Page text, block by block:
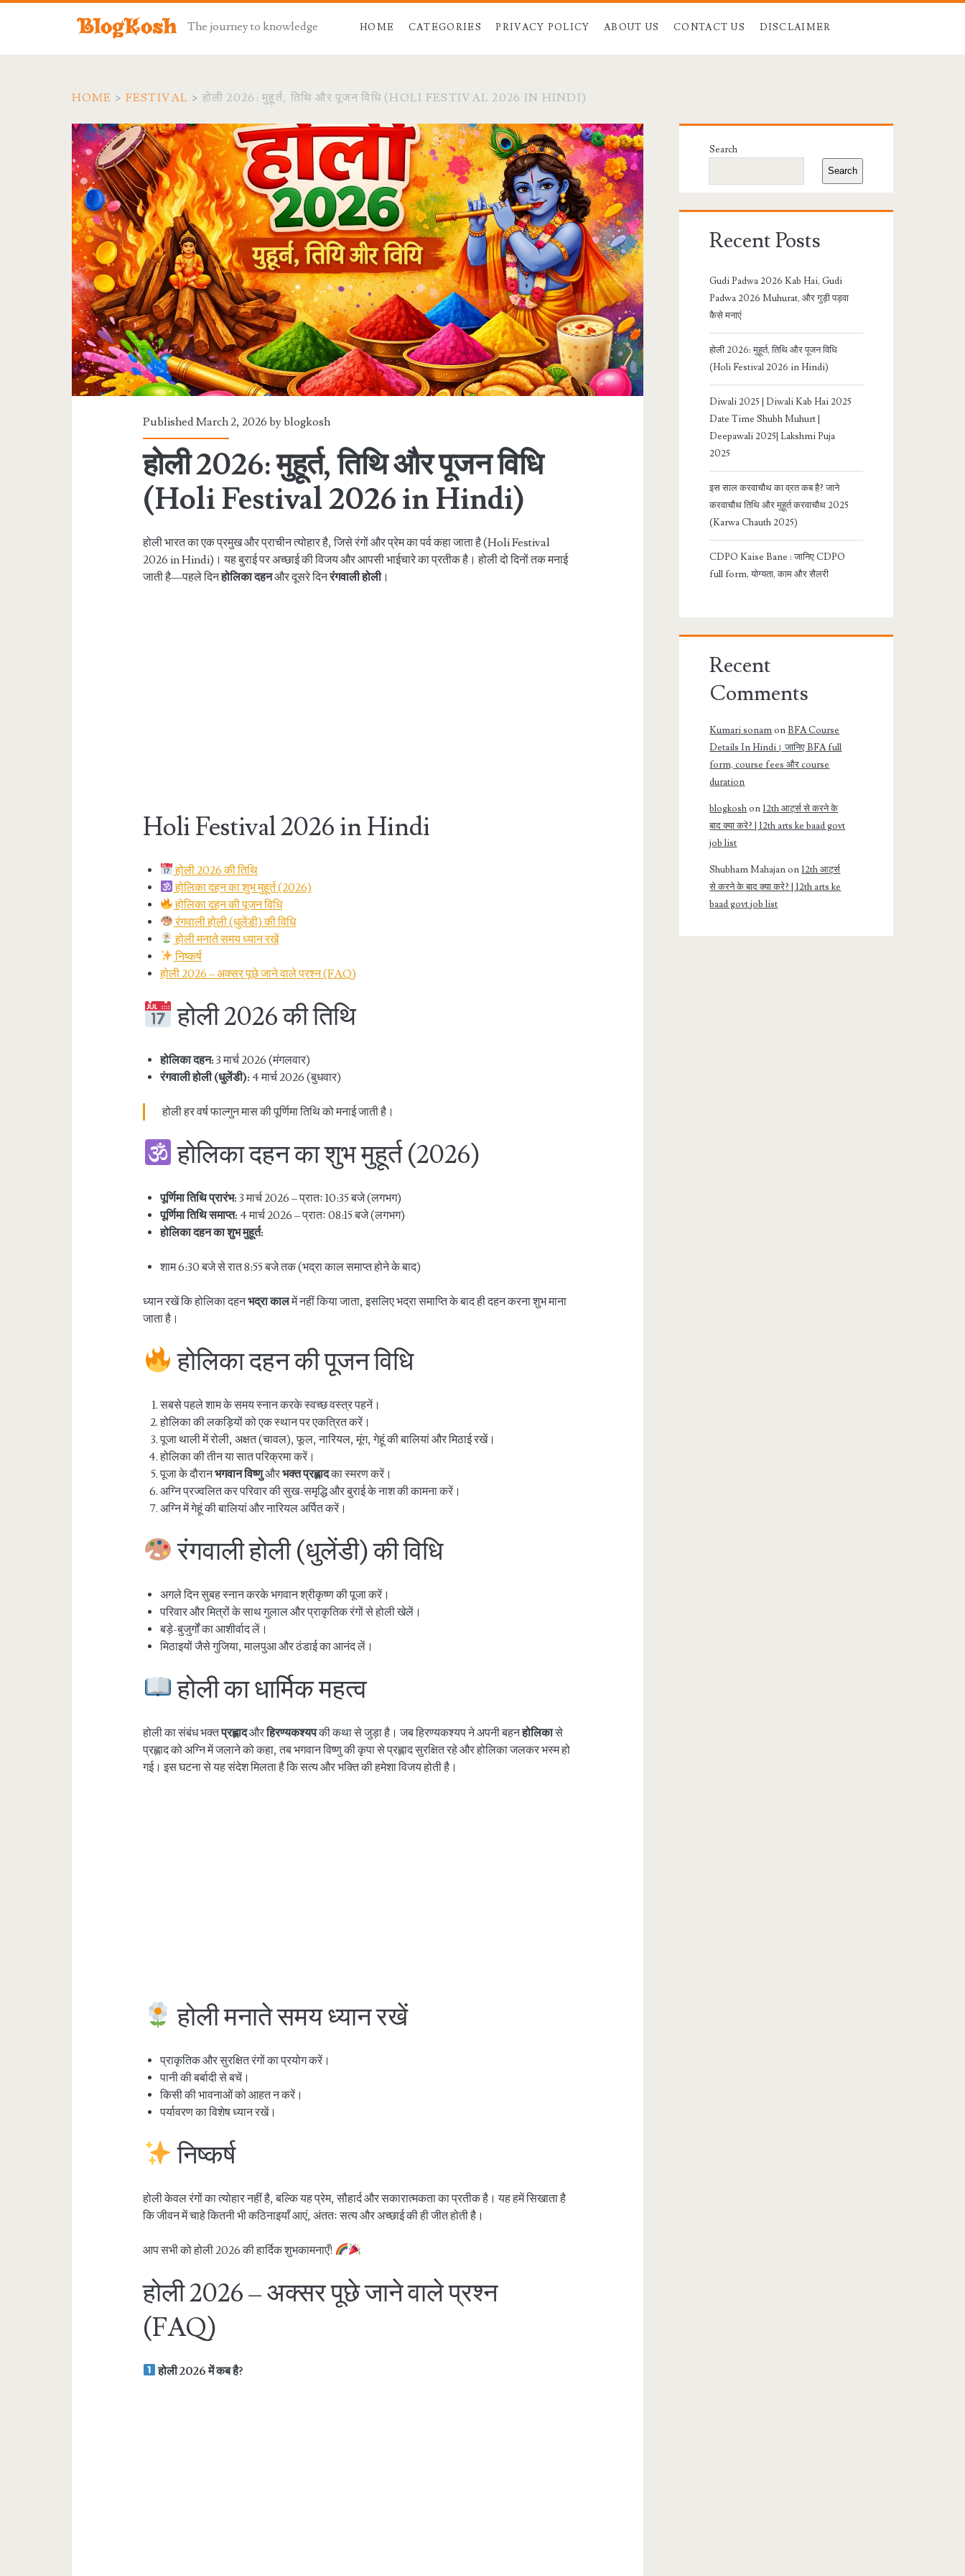
The journey to knowledge HOME CATEGORIES PRIVACY POLICY ABOUT US CONTACT US DISCLAIMER
HOME > FESTIVAL > होली 2026: मुहूर्त, तिथि और पूजन विधि (HOLI FESTIVAL 2026 IN HINDI)
Published March 2, 2026 byblogkosh
होली 2026: मुहूर्त, तिथि और पूजन विधि
(Holi Festival 2026 in Hindi)
होली भारत का एक प्रमुख और प्राचीन त्योहार है, जिसे रंगों और प्रेम का पर्व कहा जाता है (Holi Festival
2026 in Hindi)। यह बुराई पर अच्छाई की विजय और आपसी भाईचारे का प्रतीक है। होली दो दिनों तक मनाई
जाती है—पहले दिनहोलिका दहनऔर दूसरे दिनरंगवाली होली।
Holi Festival 2026 in Hindi
होली 2026 की तिथि
होलिका दहन का शुभ मुहूर्त (2026)
होलिका दहन की पूजन विधि
रंगवाली होली (धुलेंडी) की विधि
होली मनाते समय ध्यान रखें
निष्कर्ष
होली 2026 – अक्सर पूछे जाने वाले प्रश्न (FAQ)
होली 2026 की तिथि
होलिका दहन: 3 मार्च 2026 (मंगलवार)
रंगवाली होली (धुलेंडी): 4 मार्च 2026 (बुधवार)
होली हर वर्ष फाल्गुन मास की पूर्णिमा तिथि को मनाई जाती है।
होलिका दहन का शुभ मुहूर्त (2026)
पूर्णिमा तिथि प्रारंभ: 3 मार्च 2026 – प्रातः 10:35 बजे (लगभग)
पूर्णिमा तिथि समाप्त: 4 मार्च 2026 – प्रातः 08:15 बजे (लगभग)
होलिका दहन का शुभ मुहूर्त:
शाम 6:30 बजे से रात 8:55 बजे तक (भद्रा काल समाप्त होने के बाद)
ध्यान रखें कि होलिका दहनभद्रा कालमें नहीं किया जाता, इसलिए भद्रा समाप्ति के बाद ही दहन करना शुभ माना
जाता है।
होलिका दहन की पूजन विधि
सबसे पहले शाम के समय स्नान करके स्वच्छ वस्त्र पहनें।
होलिका की लकड़ियों को एक स्थान पर एकत्रित करें।
पूजा थाली में रोली, अक्षत (चावल), फूल, नारियल, मूंग, गेहूं की बालियां और मिठाई रखें।
होलिका की तीन या सात परिक्रमा करें।
पूजा के दौरानभगवान विष्णुऔरभक्त प्रह्लादका स्मरण करें।
अग्नि प्रज्वलित कर परिवार की सुख-समृद्धि और बुराई के नाश की कामना करें।
अग्नि में गेहूं की बालियां और नारियल अर्पित करें।
रंगवाली होली (धुलेंडी) की विधि
अगले दिन सुबह स्नान करके भगवान श्रीकृष्ण की पूजा करें।
परिवार और मित्रों के साथ गुलाल और प्राकृतिक रंगों से होली खेलें।
बड़े-बुजुर्गों का आशीर्वाद लें।
मिठाइयों जैसे गुजिया, मालपुआ और ठंडाई का आनंद लें।
होली का धार्मिक महत्व
होली का संबंध भक्तप्रह्लादऔरहिरण्यकश्यपकी कथा से जुड़ा है। जब हिरण्यकश्यप ने अपनी बहनहोलिकासे
प्रह्लाद को अग्नि में जलाने को कहा, तब भगवान विष्णु की कृपा से प्रह्लाद सुरक्षित रहे और होलिका जलकर भस्म हो
गई। इस घटना से यह संदेश मिलता है कि सत्य और भक्ति की हमेशा विजय होती है।
होली मनाते समय ध्यान रखें
प्राकृतिक और सुरक्षित रंगों का प्रयोग करें।
पानी की बर्बादी से बचें।
किसी की भावनाओं को आहत न करें।
पर्यावरण का विशेष ध्यान रखें।
निष्कर्ष
होली केवल रंगों का त्योहार नहीं है, बल्कि यह प्रेम, सौहार्द और सकारात्मकता का प्रतीक है। यह हमें सिखाता है
कि जीवन में चाहे कितनी भी कठिनाइयाँ आएं, अंततः सत्य और अच्छाई की ही जीत होती है।
आप सभी को होली 2026 की हार्दिक शुभकामनाएँ!
होली 2026 – अक्सर पूछे जाने वाले प्रश्न
(FAQ)
होली 2026 में कब है?
Primary
Sidebar
Search
Search
Recent Posts
Gudi Padwa 2026 Kab Hai, Gudi
Padwa 2026 Muhurat, और गुड़ी पड़वा
कैसे मनाएं
होली 2026: मुहूर्त, तिथि और पूजन विधि
(Holi Festival 2026 in Hindi)
Diwali 2025 | Diwali Kab Hai 2025
Date Time Shubh Muhurt |
Deepawali 2025| Lakshmi Puja
2025
इस साल करवाचौथ का व्रत कब है? जाने
करवाचौथ तिथि और मुहूर्त करवाचौथ 2025
(Karwa Chauth 2025)
CDPO Kaise Bane : जानिए CDPO
full form, योग्यता, काम और सैलरी
Recent
Comments
Kumari sonam onBFA Course
Details In Hindi। जानिए BFA full
form, course fees और course
duration
blogkosh on12th आर्ट्स से करने के
बाद क्या करे? | 12th arts ke baad govt
job list
Shubham Mahajan on12th आर्ट्स
से करने के बाद क्या करे? | 12th arts ke
baad govt job list